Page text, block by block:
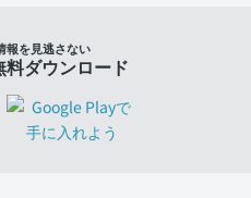
報を見逃さない
ダウンロード